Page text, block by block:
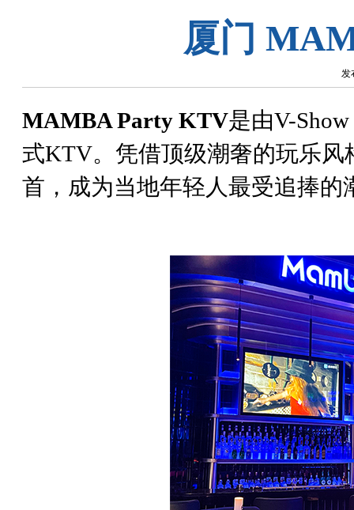
厦门
发
MAMBA Party KTV是由V-
式KTV。凭借顶级潮奢的玩乐
首，成为当地年轻人最受追捧的